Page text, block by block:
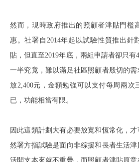
然而，現時政府推出的照顧者津貼門檻
惠。社署自2014年起以試驗性質推出針
貼，但直至2019年底，兩組申請者卻只
一半究竟，難以滿足社區照顧者殷切的
放2,400元，金額勉強可以支付每周兩
已，功能相當有限。
因此這類計劃大有必要放寬和恆常化，
然署方指試驗是面向非綜援和長者生活
活開支本來就不重疊，而照顧者津貼原